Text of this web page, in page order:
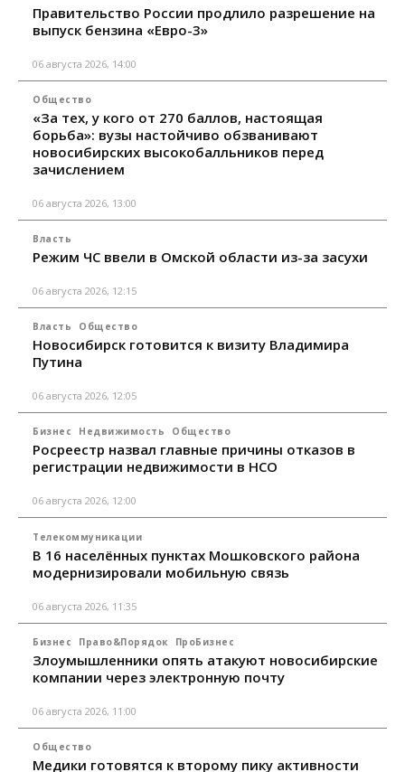
Правительство России продлило разрешение на
выпуск бензина «Евро-3»
06 августа 2026, 14:00
Общество
«За тех, у кого от 270 баллов, настоящая
борьба»: вузы настойчиво обзванивают
новосибирских высокобалльников перед
зачислением
06 августа 2026, 13:00
Власть
Режим ЧС ввели в Омской области из-за засухи
06 августа 2026, 12:15
Власть Общество
Новосибирск готовится к визиту Владимира
Путина
06 августа 2026, 12:05
Бизнес Недвижимость Общество
Росреестр назвал главные причины отказов в
регистрации недвижимости в НСО
06 августа 2026, 12:00
Телекоммуникации
В 16 населённых пунктах Мошковского района
модернизировали мобильную связь
06 августа 2026, 11:35
Бизнес Право&Порядок ПроБизнес
Злоумышленники опять атакуют новосибирские
компании через электронную почту
06 августа 2026, 11:00
Общество
Медики готовятся к второму пику активности